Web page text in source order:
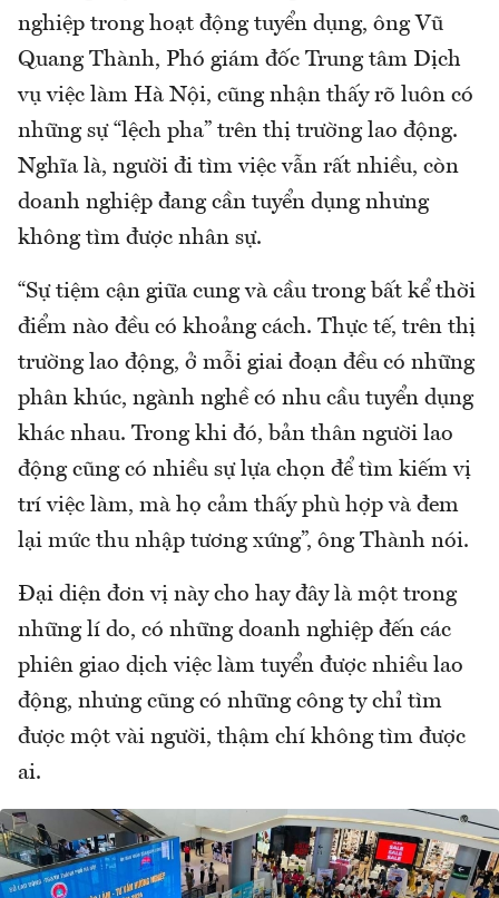
nghiệp trong hoạt động tuyển dụng, ông Vũ
Quang Thành, Phó giám đốc Trung tâm Dịch
vụ việc làm Hà Nội, cũng nhận thấy rõ luôn có
những sự “lệch pha” trên thị trường lao động.
Nghĩa là, người đi tìm việc vẫn rất nhiều, còn
doanh nghiệp đang cần tuyển dụng nhưng
không tìm được nhân sự.
“Sự tiệm cận giữa cung và cầu trong bất kể thời
điểm nào đều có khoảng cách. Thực tế, trên thị
trường lao động, ở mỗi giai đoạn đều có những
phân khúc, ngành nghề có nhu cầu tuyển dụng
khác nhau. Trong khi đó, bản thân người lao
động cũng có nhiều sự lựa chọn để tìm kiếm vị
trí việc làm, mà họ cảm thấy phù hợp và đem
lại mức thu nhập tương xứng”, ông Thành nói.
Đại diện đơn vị này cho hay đây là một trong
những lí do, có những doanh nghiệp đến các
phiên giao dịch việc làm tuyển được nhiều lao
động, nhưng cũng có những công ty chỉ tìm
được một vài người, thậm chí không tìm được
ai.